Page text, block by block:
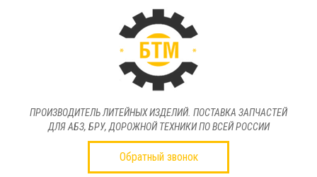
ПРОИЗВОДИТЕЛЬ ЛИТЕЙНЫХ ИЗДЕЛИЙ. ПОСТАВКА ЗАПЧАСТЕЙ
ДЛЯ АБЗ, БРУ, ДОРОЖНОЙ ТЕХНИКИ ПО ВСЕЙ РОССИИ
Обратный звонок